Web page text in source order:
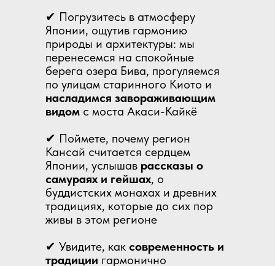
✔ Погрузитесь в атмосферу
Японии, ощутив гармонию
природы и архитектуры: мы
перенесемся на спокойные
берега озера Бива, прогуляемся
по улицам старинного Киото и
насладимся завораживающим
видом с моста Акаси-Кайкё
✔ Поймете, почему регион
Кансай считается сердцем
Японии, услышав рассказы о
самураях и гейшах, о
буддистских монахах и древних
традициях, которые до сих пор
живы в этом регионе
✔ Увидите, как современность и
традиции гармонично